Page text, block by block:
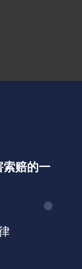
赔的一